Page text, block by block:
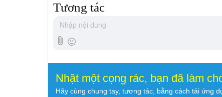
Tương tác
Nhặt một cọng rác, bạn đã làm
Hãy cùng chung tay, tương tác, bằng cách tải ứng